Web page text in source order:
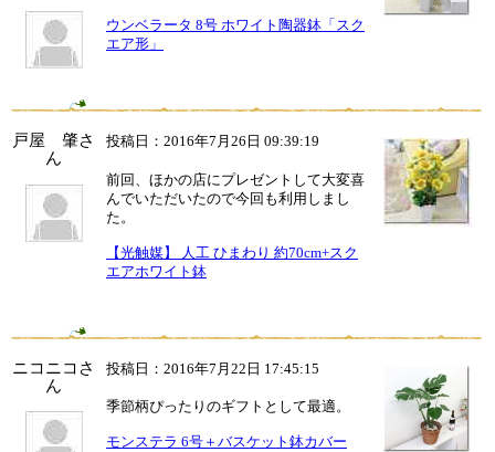
ウンベラータ 8号 ホワイト陶器鉢「スク
エア形」
戸屋 肇さ
ん
投稿日：2016年7月26日 09:39:19
前回、ほかの店にプレゼントして大変喜
んでいただいたので今回も利用しまし
た。
【光触媒】 人工 ひまわり 約70cm+スク
エアホワイト鉢
ニコニコさ
ん
投稿日：2016年7月22日 17:45:15
季節柄ぴったりのギフトとして最適。
モンステラ 6号＋バスケット鉢カバー